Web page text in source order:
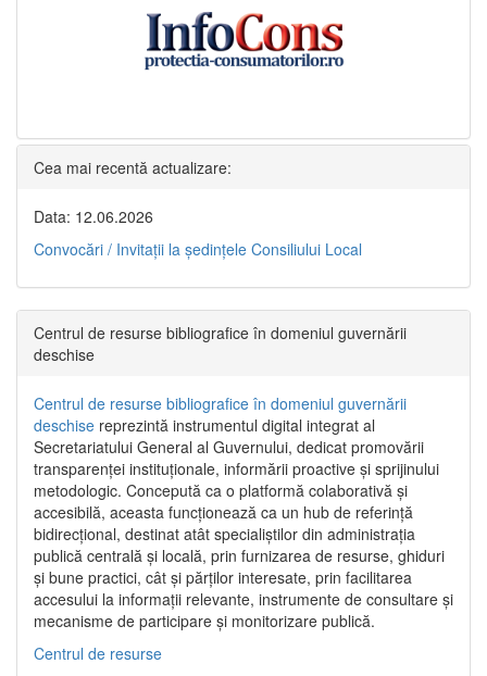
Cea mai recentă actualizare:
Data: 12.06.2026
Convocări / Invitaţii la şedinţele Consiliului Local
Centrul de resurse bibliografice în domeniul guvernării
deschise
Centrul de resurse bibliografice în domeniul guvernării
deschise reprezintă instrumentul digital integrat al
Secretariatului General al Guvernului, dedicat promovării
transparenței instituționale, informării proactive și sprijinului
metodologic. Concepută ca o platformă colaborativă și
accesibilă, aceasta funcționează ca un hub de referință
bidirecțional, destinat atât specialiștilor din administrația
publică centrală și locală, prin furnizarea de resurse, ghiduri
și bune practici, cât și părților interesate, prin facilitarea
accesului la informații relevante, instrumente de consultare și
mecanisme de participare și monitorizare publică.
Centrul de resurse